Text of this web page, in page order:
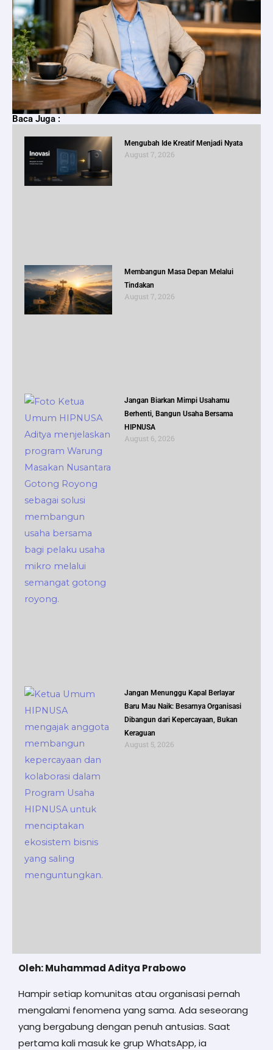
Baca Juga :
Mengubah Ide Kreatif Menjadi Nyata
August 7, 2026
Membangun Masa Depan Melalui
Tindakan
August 7, 2026
Jangan Biarkan Mimpi Usahamu
Berhenti, Bangun Usaha Bersama
HIPNUSA
August 6, 2026
Jangan Menunggu Kapal Berlayar
Baru Mau Naik: Besarnya Organisasi
Dibangun dari Kepercayaan, Bukan
Keraguan
August 5, 2026
Oleh: Muhammad Aditya Prabowo
Hampir setiap komunitas atau organisasi pernah
mengalami fenomena yang sama. Ada seseorang
yang bergabung dengan penuh antusias. Saat
pertama kali masuk ke grup WhatsApp, ia